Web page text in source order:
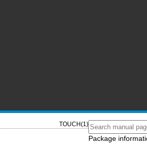
TOUCH(1)
Package